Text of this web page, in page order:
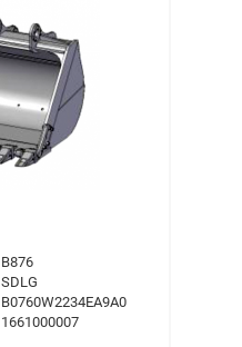
B876
SDLG
B0760W2234EA9A0
1661000007